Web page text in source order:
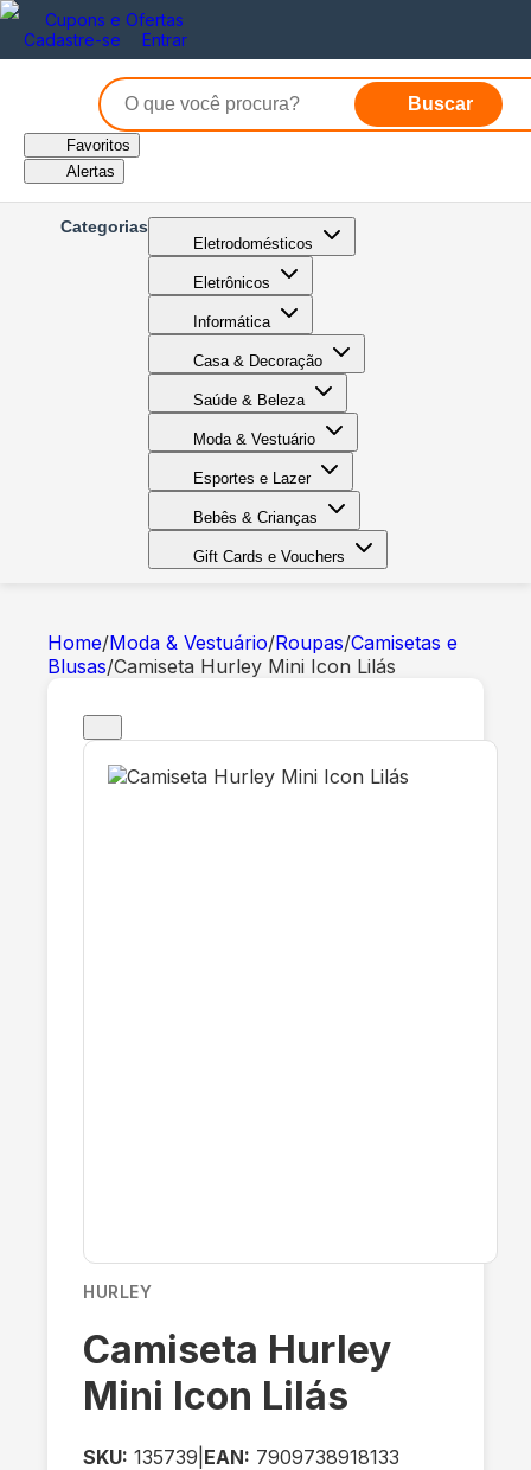
Cupons e Ofertas
Cadastre-se
Entrar
Buscar
Favoritos
Alertas
Categorias
Eletrodomésticos
Eletrônicos
Informática
Casa & Decoração
Saúde & Beleza
Moda & Vestuário
Esportes e Lazer
Bebês & Crianças
Gift Cards e Vouchers
Home/Moda & Vestuário/Roupas/Camisetas e
Blusas/Camiseta Hurley Mini Icon Lilás
HURLEY
Camiseta Hurley
Mini Icon Lilás
SKU: 135739 EAN: 7909738918133